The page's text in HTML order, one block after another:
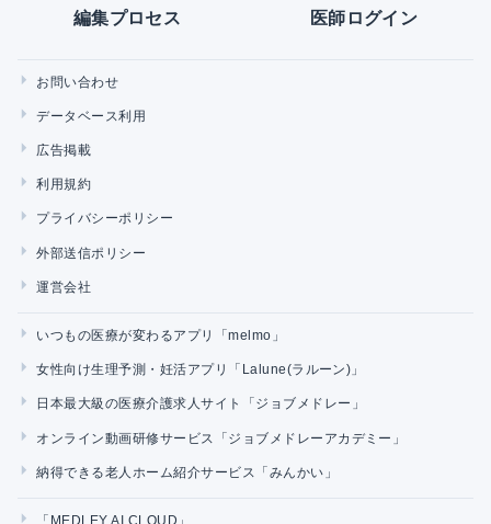
編集プロセス 医師ログイン
お問い合わせ
データベース利用
広告掲載
利用規約
プライバシーポリシー
外部送信ポリシー
運営会社
いつもの医療が変わるアプリ「melmo」
女性向け生理予測・妊活アプリ「Lalune(ラルーン)」
日本最大級の医療介護求人サイト「ジョブメドレー」
オンライン動画研修サービス「ジョブメドレーアカデミー」
納得できる老人ホーム紹介サービス「みんかい」
「MEDLEY AI CLOUD」